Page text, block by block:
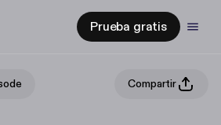
Prueba gratis
Compartir